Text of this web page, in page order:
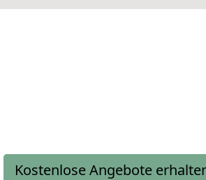
Kostenlose Angebote